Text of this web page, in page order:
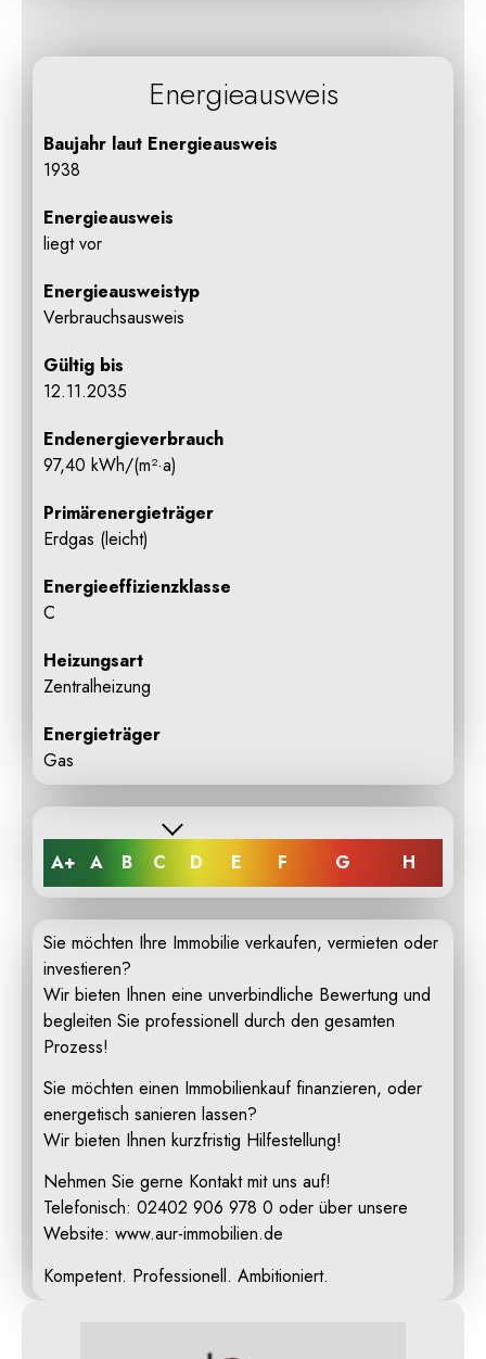
Energieausweis
Baujahr laut Energieausweis
1938
Energieausweis
liegt vor
Energie­ausweistyp
Verbrauchsausweis
Gültig bis
12.11.2035
Endenergieverbrauch
97,40 kWh/(m²·a)
Primärenergieträger
Erdgas (leicht)
Energieeffizienzklasse
C
Heizungsart
Zentralheizung
Energieträger
Gas
A+ A B C D E F G H
Sie möchten Ihre Immobilie verkaufen, vermieten oder
investieren?
Wir bieten Ihnen eine unverbindliche Bewertung und
begleiten Sie professionell durch den gesamten
Prozess!
Sie möchten einen Immobilienkauf finanzieren, oder
energetisch sanieren lassen?
Wir bieten Ihnen kurzfristig Hilfestellung!
Nehmen Sie gerne Kontakt mit uns auf!
Telefonisch: 02402 906 978 0 oder über unsere
Website: www.aur-immobilien.de
Kompetent. Professionell. Ambitioniert.